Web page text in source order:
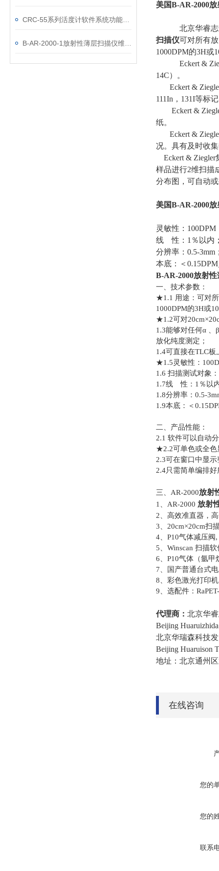
美国B-AR-2000放
北京华睿志
扫描仪可对所有
1000DPM的3H或
Eckert &
14C）。
Eckert &
111In ， 131I等标
Eckert &
纸。
Eckert &
况。具有及时收
Eckert & Ziegler
样品进行2维扫描
分布图，可自动
美国B-AR-2000放
灵敏性： 100DPM
线 性： 1 ％以内
分辨率： 0.5-3mm
本底：＜ 0.15DPM
B-AR-2000放射
一、技术参数：
★1.1 用途：可对
1000DPM的3H或
★1.2可对20cm×
1.3能够对任何α 、
放化纯度测定；
1.4可直接在TLC板
★1.5灵敏性：
1.6 扫描测试对象
1.7线 性： 1 ％以
1.8分辨率： 0.5-
1.9本底：＜
二、产品性能：
2.1 软件可以自动
★2.2可单色或全
2.3可在窗口中显
2.4只需简单编排
三、 AR-2000放射
1 AR-2000 放射
2 、高效准直器，
3
20cm×20cm扫
4
P10气体减压阀
5
Winscan 扫描软
6
P10气体（氩甲
7 、国产普通台式
8 、彩色激光打印机
9 、选配件：
代理商： 北京华
Beijing
北京华瑞森科技
Beijing Huaruison
地址：北京通州
在线咨询
您的
您的
联系